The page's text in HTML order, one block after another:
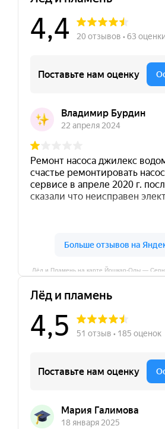
Лёд и Пламень на карте Йошкар‑Олы —